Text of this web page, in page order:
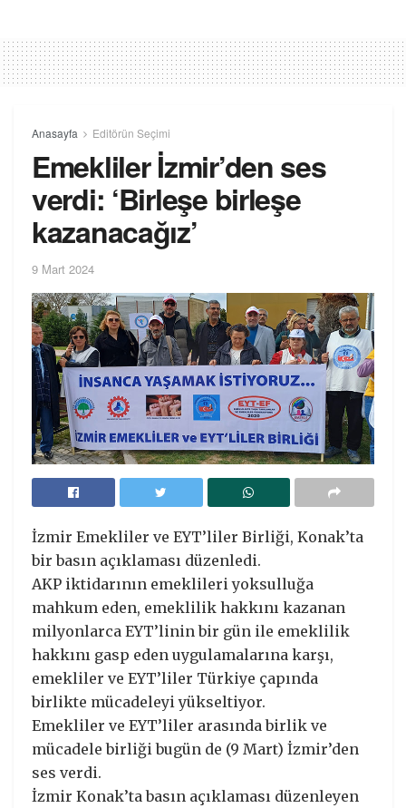
Anasayfa Editörün Seçimi
Emekliler İzmir’den ses
verdi: ‘Birleşe birleşe
kazanacağız’
9 Mart 2024
İzmir Emekliler ve EYT’liler Birliği, Konak’ta
bir basın açıklaması düzenledi.
AKP iktidarının emeklileri yoksulluğa
mahkum eden, emeklilik hakkını kazanan
milyonlarca EYT’linin bir gün ile emeklilik
hakkını gasp eden uygulamalarına karşı,
emekliler ve EYT’liler Türkiye çapında
birlikte mücadeleyi yükseltiyor.
Emekliler ve EYT’liler arasında birlik ve
mücadele birliği bugün de (9 Mart) İzmir’den
ses verdi.
İzmir Konak’ta basın açıklaması düzenleyen